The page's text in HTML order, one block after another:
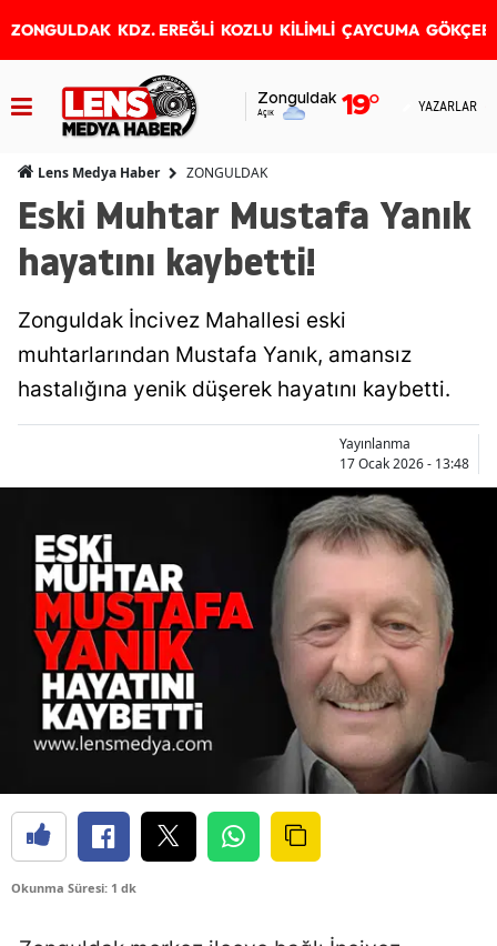
ZONGULDAK KDZ. EREĞLİ KOZLU KİLİMLİ ÇAYCUMA
Zonguldak
Açık 19° YAZARLAR
Lens Medya Haber ZONGULDAK
Eski Muhtar Mustafa Yanık
hayatını kaybetti!
Zonguldak İncivez Mahallesi eski
muhtarlarından Mustafa Yanık, amansız
hastalığına yenik düşerek hayatını kaybetti.
Yayınlanma
17 Ocak 2026 - 13:48
Okunma Süresi: 1 dk